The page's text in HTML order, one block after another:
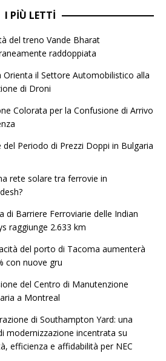
I PIÙ LETTI
del treno Vande Bharat
raddoppiata
Orienta il Settore Automobilistico alla
di Droni
Colorata per la Confusione di Arrivo
del Periodo di Prezzi Doppi in Bulgaria
rete solare tra ferrovie in
di Barriere Ferroviarie delle Indian
raggiunge 2.633 km
del porto di Tacoma aumenterà
con nuove gru
del Centro di Manutenzione
a Montreal
di Southampton Yard: una
modernizzazione incentrata su
efficienza e affidabilità per NEC